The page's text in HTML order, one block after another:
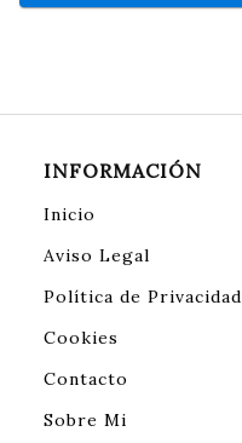
INFORMACIÓN
Inicio
Aviso Legal
Política de Privacidad
Cookies
Contacto
Sobre Mi